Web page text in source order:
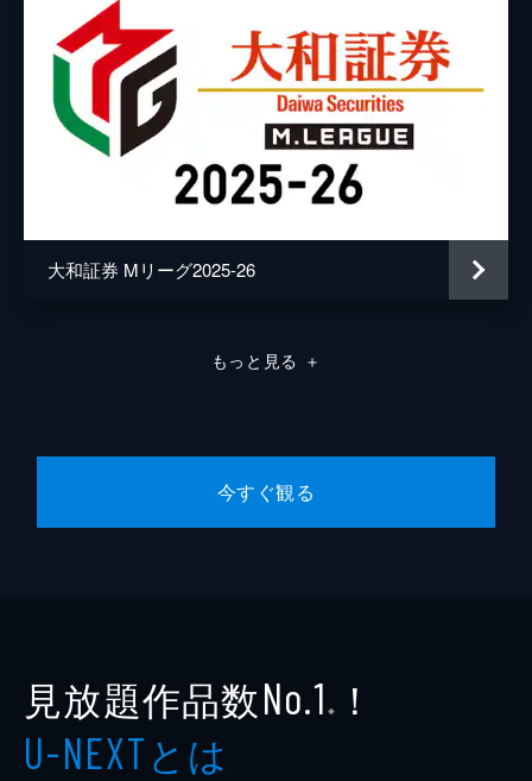
大和証券 Mリーグ2025-26
もっと見る ＋
今すぐ観る
見放題作品数No.1 ※ ！
U-NEXTとは